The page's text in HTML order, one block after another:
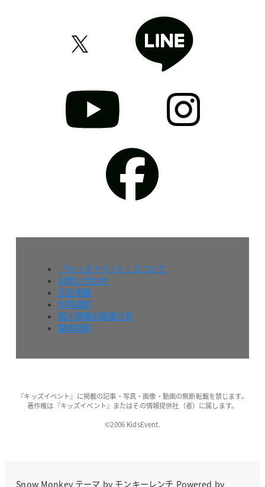
『キッズイベント』について
お問い合わせ
広告掲載
利用規約
個人情報の取扱方針
媒体資料
『キッズイベント』に掲載の記事・写真・画像・動画の無断転載を禁じます。
著作権は『キッズイベント』またはその情報提供社（者）に属します。
©2006 KidsEvent.
Snow Monkeyテーマ by モンキーレンチ Powered by